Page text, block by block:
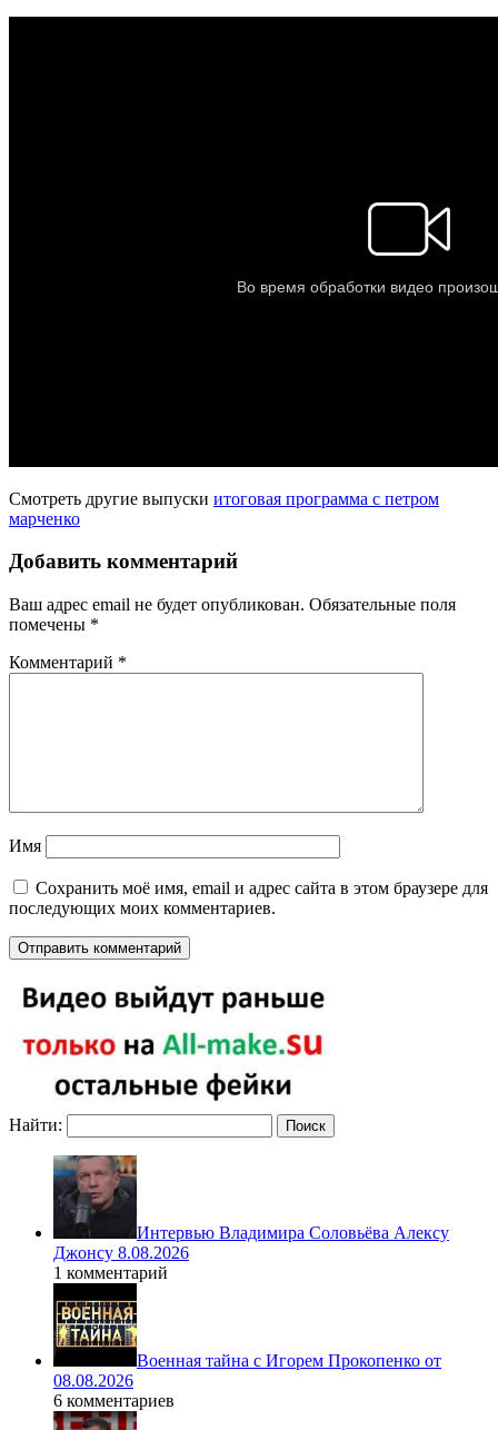
Смотреть другие выпуски итоговая программа с петром
марченко
Добавить комментарий
Ваш адрес email не будет опубликован. Обязательные поля
помечены *
Комментарий *
Имя
Сохранить моё имя, email и адрес сайта в этом браузере для
последующих моих комментариев.
Найти:
Интервью Владимира Соловьёва Алексу
Джонсу 8.08.2026
1 комментарий
Военная тайна с Игорем Прокопенко от
08.08.2026
6 комментариев